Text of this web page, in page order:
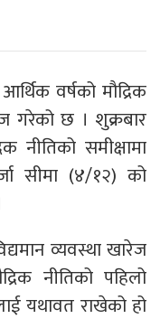
वर्षको मौद्रिक
गरेको छ । शुक्रबार
नीतिको समीक्षामा
सीमा (४/१२) को
व्यवस्था खारेज
नीतिको पहिलो
यथावत राखेको हो